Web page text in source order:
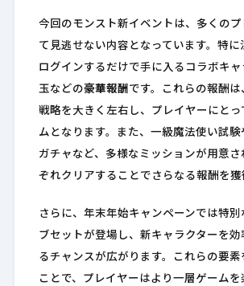
今回のモンスト新イベントは、多くのプ
て見逃せない内容となっています。特に
ログインするだけで手に入るコラボキャ
玉などの豪華報酬 です。これらの報酬
戦略を大きく左右し、プレイヤーにとっ
ムとなります。また、一級魔法使い試験
ガチャなど、多様なミッションが用意さ
ぞれクリアすることでさらなる報酬を獲
さらに、年末年始キャンペーンでは特別
ブセットが登場し、新キャラクターを効
るチャンスが広がります。これらの要素
ことで、プレイヤーはより一層ゲーム